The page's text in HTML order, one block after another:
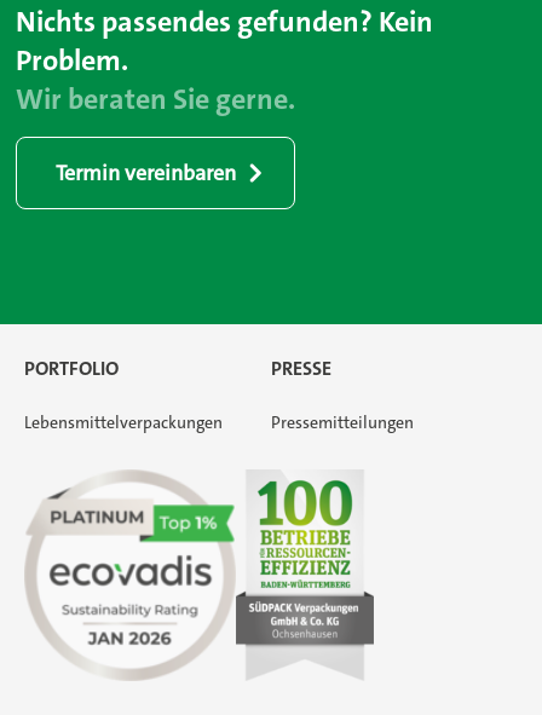
Nichts passendes gefunden? Kein
Problem.
Wir beraten Sie gerne.
Termin vereinbaren
PORTFOLIO
Lebensmittelverpackungen
PRESSE
Pressemitteilungen